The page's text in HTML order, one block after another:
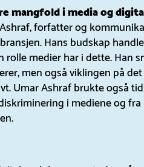
mangfold i media og
forfatter og
Hans budskap
rolle medier har i dette. Han
men også viklingen på
Umar Ashraf brukte også
i mediene og